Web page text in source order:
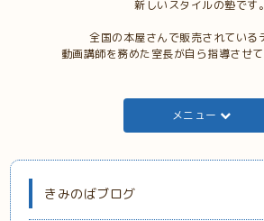
新しいスタイルの塾です。
全国の本屋さんで販売されている
動画講師を務めた室長が自ら指導させて
メニュー
きみのばブログ